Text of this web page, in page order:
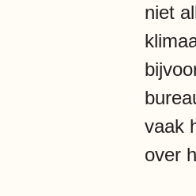
niet
vaak
over